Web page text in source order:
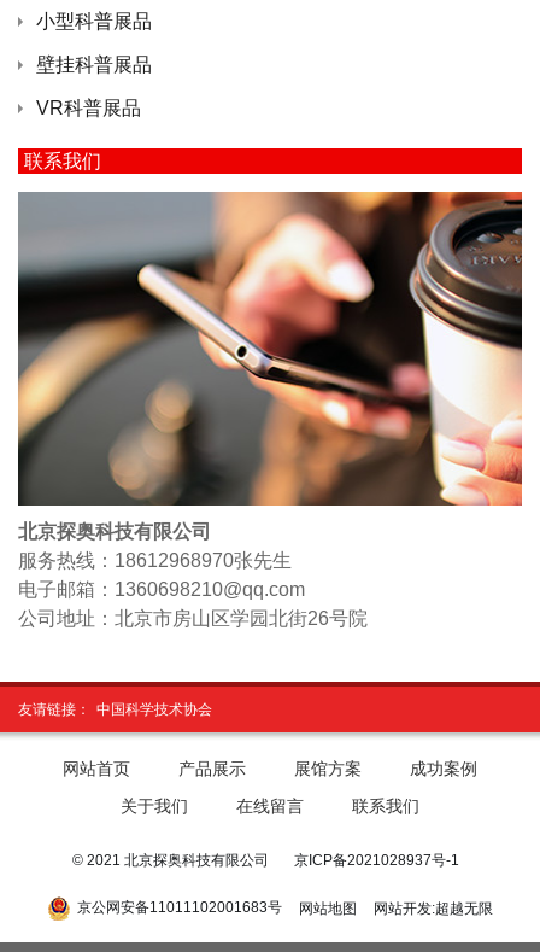
小型科普展品
壁挂科普展品
VR科普展品
联系我们
北京探奥科技有限公司
服务热线：18612968970张先生
电子邮箱：1360698210@qq.com
公司地址：北京市房山区学园北街26号院
友请链接： 中国科学技术协会
网站首页 产品展示 展馆方案
成功案例
关于我们
在线留言 联系我们
© 2021 北京探奥科技有限公司 京ICP备2021028937号-1
京公网安备11011102001683号 网站地图 网站开发:超越无限